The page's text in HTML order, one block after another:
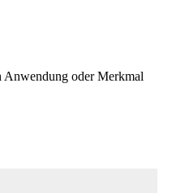
Anwendung oder Merkmal